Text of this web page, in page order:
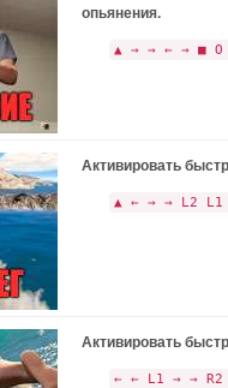
опьянения.
▲ → → ← → ■ O
Активировать
▲ ← → → L2 L1
Активировать
← ← L1 → → R2